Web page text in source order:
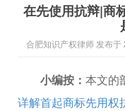
在先使用抗辩|商
合肥知识产权律师 发布
小编按： 本文的
详解首起商标先用权